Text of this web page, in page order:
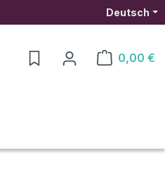
Deutsch
0,00 €
Warenkorb